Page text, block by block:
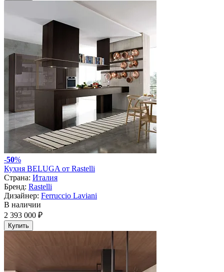
-50%
Кухня BELUGA от Rastelli
Страна: Италия
Бренд: Rastelli
Дизайнер: Ferruccio Laviani
В наличии
2 393 000 ₽
Купить